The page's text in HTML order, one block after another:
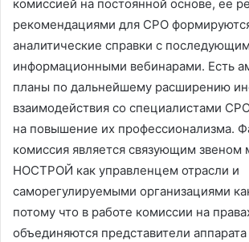
комиссией на постоянной основе, ее
рекомендациями для СРО
аналитические справки с
информационными вебинарами. Есть
планы по дальнейшему расширению
взаимодействия со специалистами
на повышение их профессионализма.
комиссия является связующим звеном
НОСТРОЙ как управленцем отрасли и
саморегулируемыми организациями
потому что в работе комиссии на
объединяются представители